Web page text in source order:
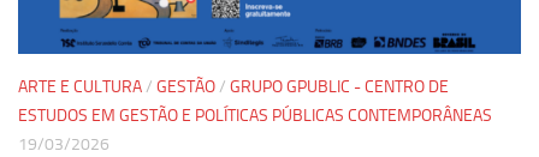
Espaço de Eventos
Projetos
Ciência com Pipoca
Ciência Por Elas
ARTE E CULTURA/ GESTÃO/ GRUPO GPUBLIC - CENTRO DE
ESTUDOS EM GESTÃO E POLÍTICAS PÚBLICAS CONTEMPORÂNEAS
19/03/2026